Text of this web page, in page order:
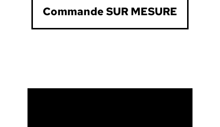
Commande SUR MESURE